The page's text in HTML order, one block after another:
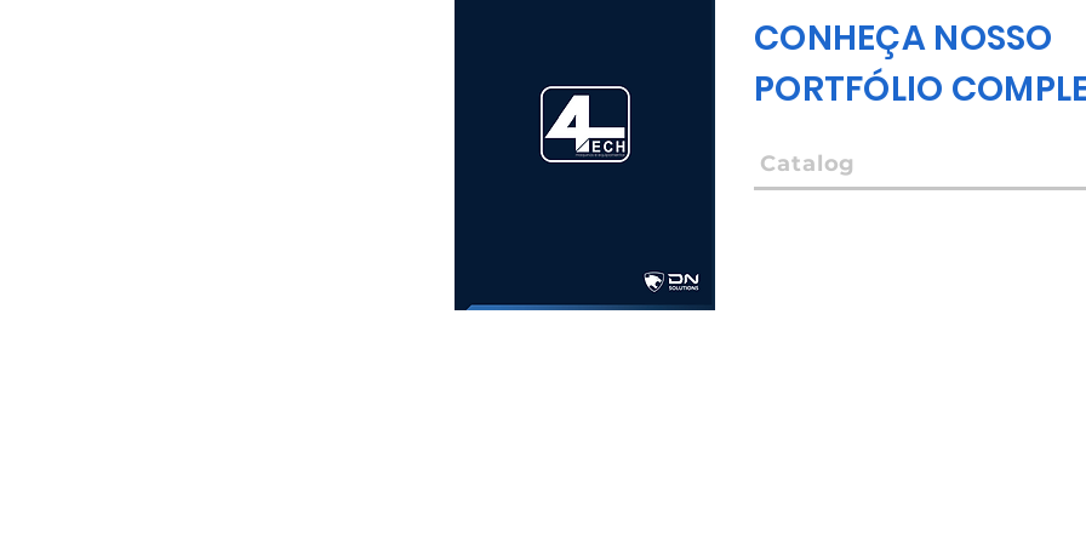
CONHEÇA NOSSO
PORTFÓLIO
Catalog